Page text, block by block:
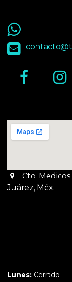
55 9563 4848
Cto.
Juárez, Méx.
Lunes: Cerrado